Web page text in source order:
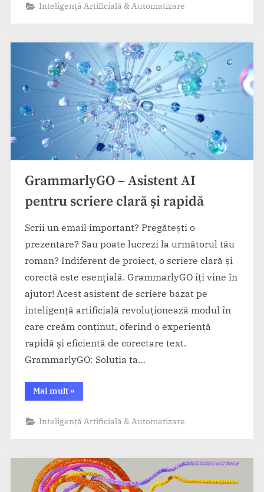
direct
comenzi
AI”
Inteligență Artificială & Automatizare
GrammarlyGO – Asistent AI
pentru scriere clară și rapidă
Scrii un email important? Pregătești o
prezentare? Sau poate lucrezi la următorul tău
roman? Indiferent de proiect, o scriere clară și
corectă este esențială. GrammarlyGO îți vine în
ajutor! Acest asistent de scriere bazat pe
inteligență artificială revoluționează modul în
care creăm conținut, oferind o experiență
rapidă și eficientă de corectare text.
GrammarlyGO: Soluția ta…
Mai mult“GrammarlyGO
–
pentru
rapidă”
»
Inteligență Artificială & Automatizare